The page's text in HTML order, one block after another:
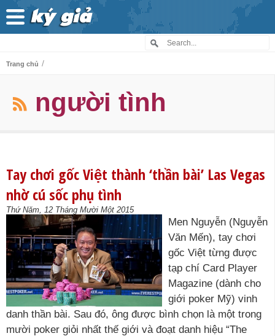
Trang chủ /
người tình
Tay chơi gốc Việt thành ‘thần bài’ Las Vegas
nhờ cú sốc phụ tình
Thứ Năm, 12 Tháng Mười Một 2015
Men Nguyễn (Nguyễn
Văn Mến), tay chơi
gốc Việt từng được
tạp chí Card Player
Magazine (dành cho
giới poker Mỹ) vinh
danh thần bài. Sau đó, ông được bình chọn là một trong
mười poker giỏi nhất thế giới và đoạt danh hiệu “The